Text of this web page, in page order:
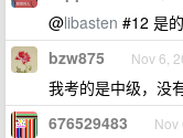
@libasten #12 是
bzw875 Nov 6,
我考的是中级，没
676529483 Nov